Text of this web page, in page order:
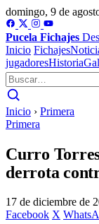
domingo, 9 de
Pucela Fichajes
Inicio Fichajes
jugadoresHistoria
Inicio › Primera
Primera
Curro
derrota
17 de diciembre de
Facebook X